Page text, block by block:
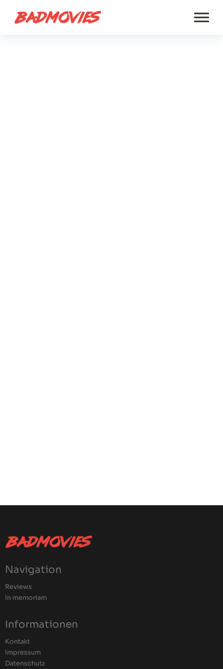
Navigation
Reviews
In memoriam
Informationen
Kontakt
Impressum
Datenschutz